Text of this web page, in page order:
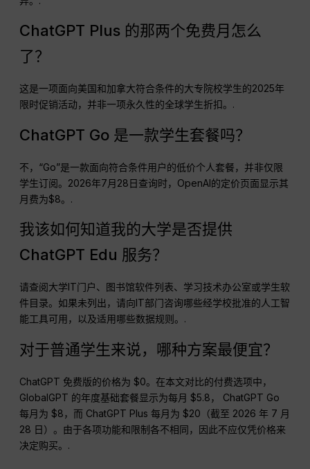
ChatGPT Plus 的那两个免费月怎么
了？
这是一项面向美国和加拿大符合条件的大专院校学生的2025年
限时促销活动，并非一项永久性的全球学生折扣。.
ChatGPT Go 是一款学生套餐吗？
不，“Go”是一款面向符合条件用户的低价个人套餐，并非仅限
学生订阅。2026年7月28日查询时，OpenAI的定价页面显示其
月费为$8。.
我该如何知道我的大学是否提供
ChatGPT Edu 服务？
请查阅大学IT门户、图书馆软件列表、学习技术办公室或学生软
件目录。如果未列出，请向IT部门咨询哪些经学校批准的人工智
能工具可用，以及适用哪些数据规则。.
对于普通学生来说，哪种方案最便宜？
ChatGPT 免费版的价格为 $0。在本文对比的付费选项中，
GlobalGPT 的年度基础套餐显示为每月 $5.8， ChatGPT Go
每月为 $8，而 ChatGPT Plus 每月为 $20（截至 2026 年 7 月
28 日）。由于各项功能和限制各不相同，因此不应仅凭价格来
决定购买。.